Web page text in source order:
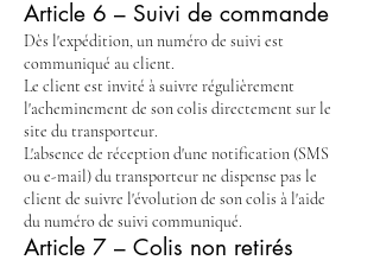
Article 6 – Suivi de commande
Dès l'expédition, un numéro de suivi est
communiqué au client.
Le client est invité à suivre régulièrement
l'acheminement de son colis directement sur le
site du transporteur.
L'absence de réception d'une notification (SMS
ou e-mail) du transporteur ne dispense pas le
client de suivre l'évolution de son colis à l'aide
du numéro de suivi communiqué.
Article 7 – Colis non retirés